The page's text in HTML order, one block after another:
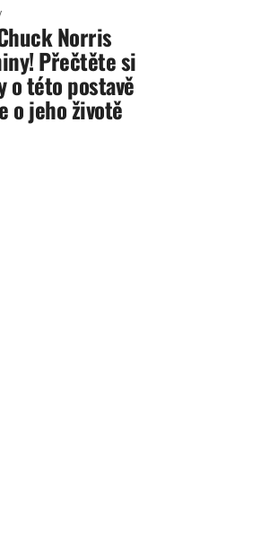
Norris
Přečtěte si
o této postavě
o jeho životě